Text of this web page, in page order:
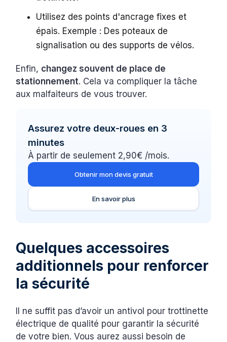
Utilisez des points d'ancrage fixes et
épais. Exemple : Des poteaux de
signalisation ou des supports de vélos.
Enfin, changez souvent de place de
stationnement. Cela va compliquer la tâche
aux malfaiteurs de vous trouver.
Assurez votre deux-roues en 3
minutes
À partir de seulement 2,90€ /mois.
Obtenir mon devis gratuit
En savoir plus
Quelques accessoires
additionnels pour renforcer
la sécurité
Il ne suffit pas d’avoir un antivol pour trottinette
électrique de qualité pour garantir la sécurité
de votre bien. Vous aurez aussi besoin de